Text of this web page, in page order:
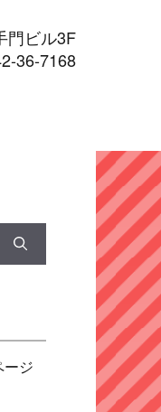
門ビル3F
36-7168
ジ